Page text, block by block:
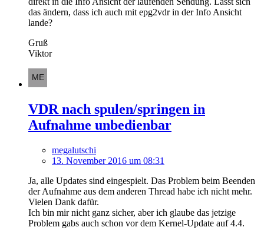
das ändern, dass ich auch mit epg2vdr in der Info Ansicht
lande?
Gruß
Viktor
VDR nach spulen/springen in
Aufnahme unbedienbar
megalutschi
13. November 2016 um 08:31
Ja, alle Updates sind eingespielt. Das Problem beim Beenden
der Aufnahme aus dem anderen Thread habe ich nicht mehr.
Vielen Dank dafür.
Ich bin mir nicht ganz sicher, aber ich glaube das jetzige
Problem gabs auch schon vor dem Kernel-Update auf 4.4.